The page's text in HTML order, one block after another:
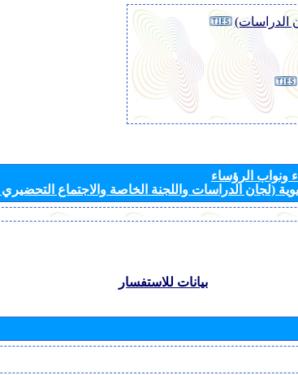
الدراسات)
الرؤساء
(لجان الدراسات واللجنة الخاصة والاجتماع
بيانات للاستفسار